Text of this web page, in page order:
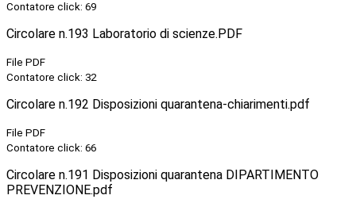
Contatore click: 69
Circolare n.193 Laboratorio di scienze.PDF
File PDF
Contatore click: 32
Circolare n.192 Disposizioni quarantena-chiarimenti.pdf
File PDF
Contatore click: 66
Circolare n.191 Disposizioni quarantena DIPARTIMENTO
PREVENZIONE.pdf